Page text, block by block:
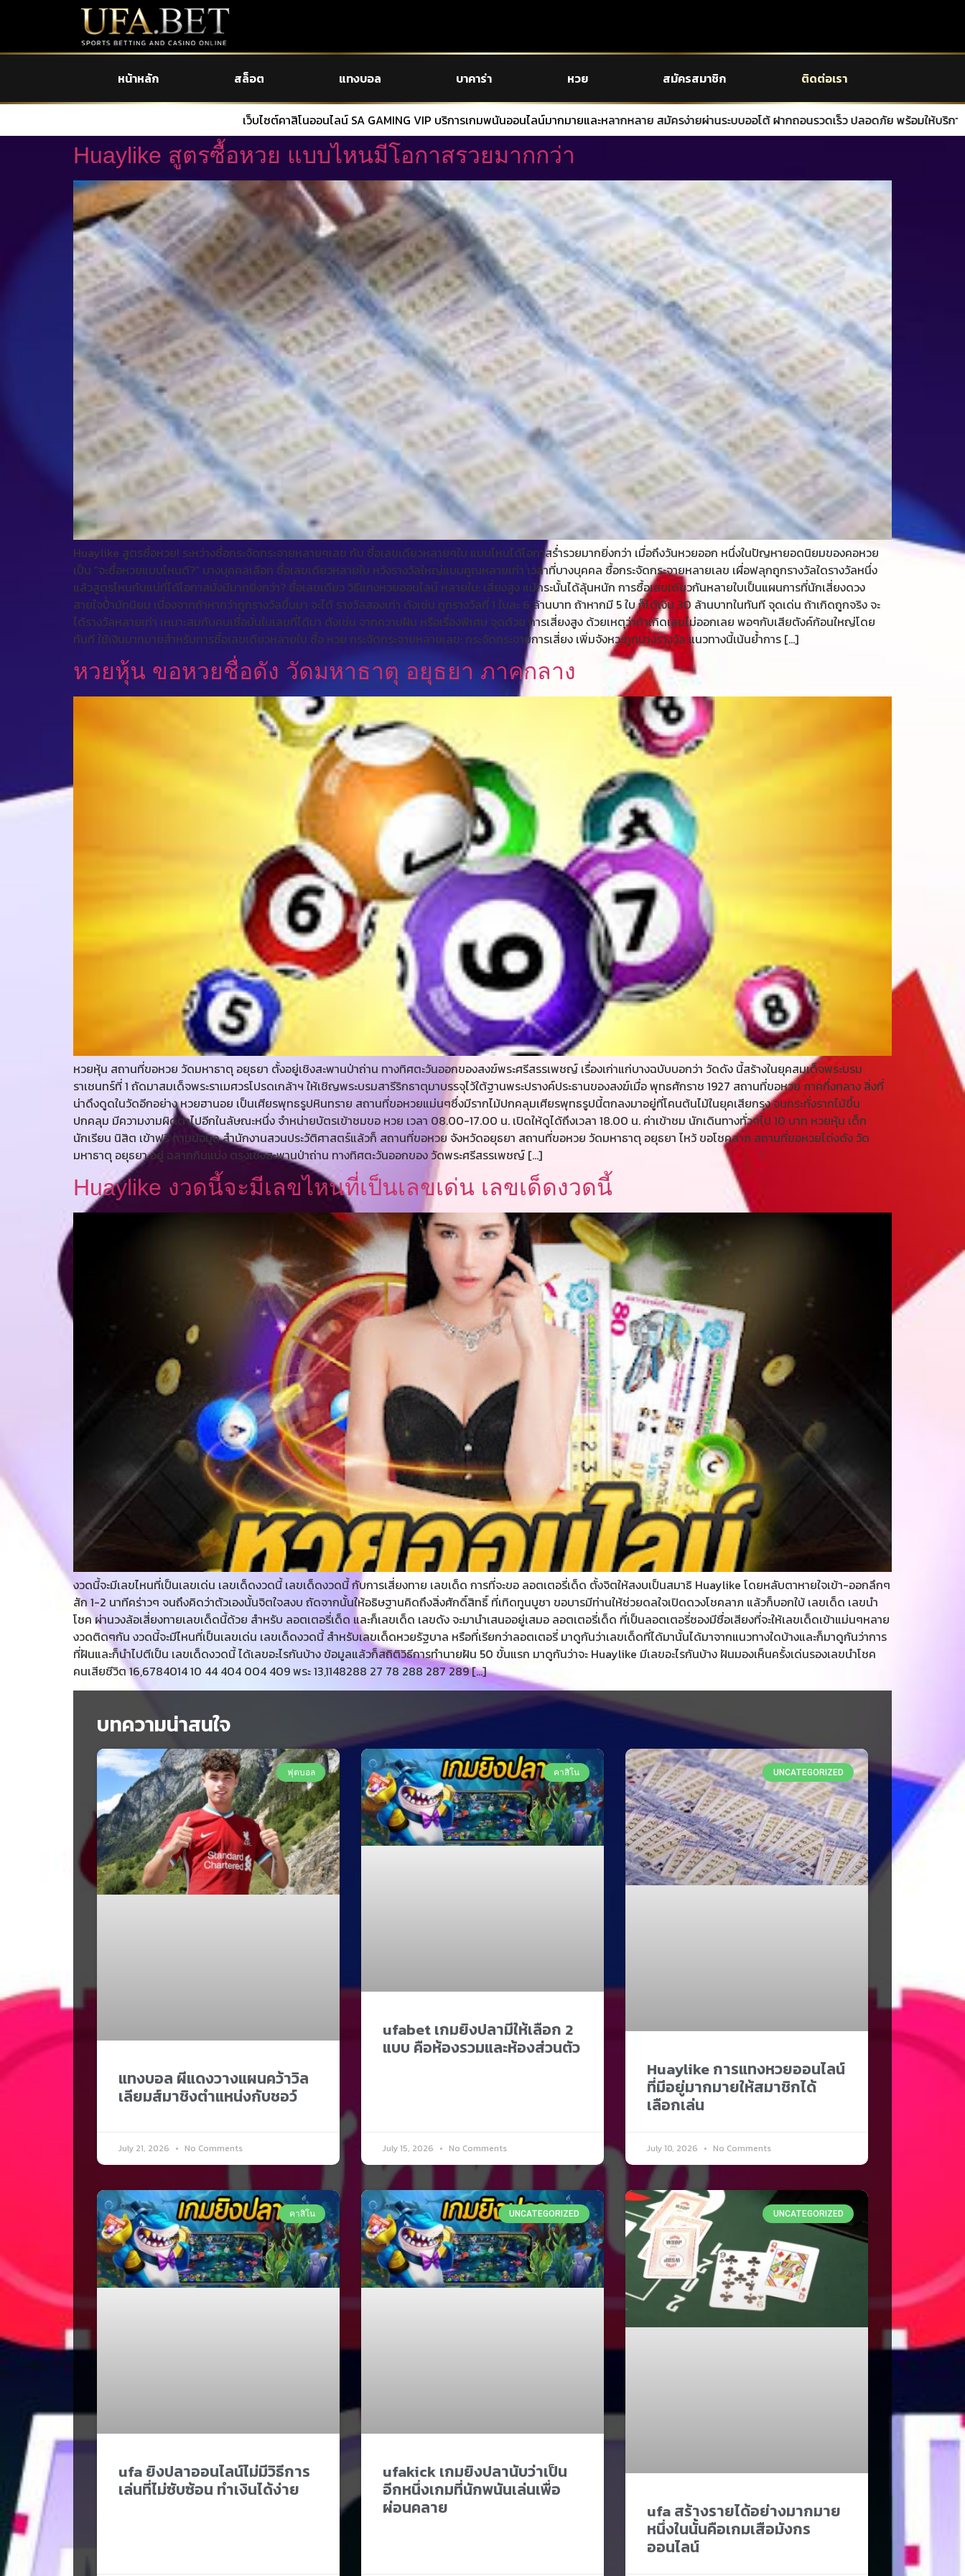
หน้าหลัก สล็อต แทงบอล บาคาร่า หวย สมัครสมาชิก ติดต่อเรา
เว็บไซต์คาสิโนออนไลน์ SA GAMING VIP บริการเกมพนันออนไลน์มากมายและหลากหลาย สมัครง่ายผ่านระบบออโต้ ฝากถอนรวดเร็ว ปลอดภัย พร้อมให้บริการตลอด 24 ชั่วโมง
Huaylike สูตรซื้อหวย แบบไหนมีโอกาสรวยมากกว่า
Huaylike สูตรซื้อหวย! ระหว่างซื้อกระจัดกระจายหลายๆเลข กับ ซื้อเลขเดียวหลายๆใบ แบบไหนได้โอกาสร่ำรวยมากยิ่งกว่า เมื่อถึงวันหวยออก หนึ่งในปัญหายอดนิยมของคอหวย
เป็น “จะซื้อหวยแบบไหนดี?” บางบุคคลเลือก ซื้อเลขเดียวหลายใบ หวังรางวัลใหญ่แบบคูณหลายเท่า เวลาที่บางบุคคล ซื้อกระจัดกระจายหลายเลข เผื่อฟลุกถูกรางวัลใดรางวัลหนึ่ง
แล้วสูตรไหนกันแน่ที่ได้โอกาสมั่งมีมากยิ่งกว่า? ซื้อเลขเดียว วิธีแทงหวยออนไลน์ หลายใบ: เสี่ยงสูง แม้กระนั้นได้ลุ้นหนัก การซื้อเลขเดียวกันหลายใบเป็นแผนการที่นักเสี่ยงดวง
สายใจป้ำมักนิยม เนื่องจากถ้าหากว่าถูกรางวัลขึ้นมา จะได้ รางวัลสองเท่า ดังเช่น ถูกรางวัลที่ 1 ใบละ 6 ล้านบาท ถ้าหากมี 5 ใบ ก็ได้เงิน 30 ล้านบาทในทันที จุดเด่น ถ้าเกิดถูกจริง จะ
ได้รางวัลหลายเท่า เหมาะสมกับคนเชื่อมั่นในเลขที่ได้มา ดังเช่น จากความฝัน หรือเรื่องพิเศษ จุดด้วย การเสี่ยงสูง ด้วยเหตุว่าถ้าเกิดเลขไม่ออกเลย พอๆกับเสียตังค์ก้อนใหญ่โดย
ทันที ใช้เงินมากมายสำหรับการซื้อเลขเดียวหลายใบ ซื้อ หวย กระจัดกระจายหลายเลข: กระจัดกระจายการเสี่ยง เพิ่มจังหวะถูกบางรางวัล แนวทางนี้เน้นย้ำการ […]
หวยหุ้น ขอหวยชื่อดัง วัดมหาธาตุ อยุธยา ภาคกลาง
หวยหุ้น สถานที่ขอหวย วัดมหาธาตุ อยุธยา ตั้งอยู่เชิงสะพานป่าถ่าน ทางทิศตะวันออกของสงฆ์พระศรีสรรเพชญ์ เรื่องเก่าแก่บางฉบับบอกว่า วัดดัง นี้สร้างในยุคสมเด็จพระบรม
ราเชนทร์ที่ 1 ถัดมาสมเด็จพระราเมศวรโปรดเกล้าฯ ให้เชิญพระบรมสารีริกธาตุมาบรรจุไว้ใต้ฐานพระปรางค์ประธานของสงฆ์เมื่อ พุทธศักราช 1927 สถานที่ขอหวย ภาคกึ่งกลาง สิ่งที่
น่าดึงดูดในวัดอีกอย่าง หวยฮานอย เป็นเศียรพุทธรูปหินทราย สถานที่ขอหวยแม่นๆซึ่งมีรากไม้ปกคลุมเศียรพุทธรูปนี้ตกลงมาอยู่ที่โคนต้นไม้ในยุคเสียกรุง จนกระทั่งรากไม้ขึ้น
ปกคลุม มีความงามผิดตาไปอีกในลัษณะหนึ่ง จําหน่ายบัตรเข้าชมขอ หวย เวลา 08.00-17.00 น. เปิดให้ดูได้ถึงเวลา 18.00 น. ค่าเข้าชม นักเดินทางทั่วๆไป 10 บาท หวยหุ้น เด็ก
นักเรียน นิสิต เข้าฟรี ถามข้อมูล สํานักงานสวนประวัติศาสตร์แล้วก็ สถานที่ขอหวย จังหวัดอยุธยา สถานที่ขอหวย วัดมหาธาตุ อยุธยา ไหว้ ขอโชคลาภ สถานที่ขอหวยโด่งดัง วัด
มหาธาตุ อยุธยา อยู่ ฉลากกินแบ่ง ตรงเชิงสะพานป่าถ่าน ทางทิศตะวันออกของ วัดพระศรีสรรเพชญ์ […]
Huaylike งวดนี้จะมีเลขไหนที่เป็นเลขเด่น เลขเด็ดงวดนี้
งวดนี้จะมีเลขไหนที่เป็นเลขเด่น เลขเด็ดงวดนี้ เลขเด็ดงวดนี้ กับการเสี่ยงทาย เลขเด็ด การที่จะขอ ลอตเตอรี่เด็ด ตั้งจิตให้สงบเป็นสมาธิ Huaylike โดยหลับตาหายใจเข้า-ออกลึกๆ
สัก 1-2 นาทีคร่าวๆ จนถึงคิดว่าตัวเองนั้นจิตใจสงบ ถัดจากนั้นให้อธิษฐานคิดถึงสิ่งศักดิ์สิทธิ์ ที่เทิดทูนบูชา ขอบารมีท่านให้ช่วยดลใจเปิดดวงโชคลาภ แล้วก็บอกใบ้ เลขเด็ด เลขนำ
โชค ผ่านวงล้อเสี่ยงทายเลขเด็ดนี้ด้วย สำหรับ ลอตเตอรี่เด็ด และก็เลขเด็ด เลขดัง จะมานำเสนออยู่เสมอ ลอตเตอรี่เด็ด ที่เป็นลอตเตอรี่ซองมีชื่อเสียงที่จะให้เลขเด็ดเข้าแม่นๆหลาย
งวดติดๆกัน งวดนี้จะมีไหนที่เป็นเลขเด่น เลขเด็ดงวดนี้ สำหรับเลขเด็ดหวยรัฐบาล หรือที่เรียกว่าลอตเตอรี่ มาดูกันว่าเลขเด็ดที่ได้มานั้นได้มาจากแนวทางใดบ้างและก็มาดูกันว่าการ
ที่ฝันและก็นำไปตีเป็น เลขเด็ดงวดนี้ ได้เลขอะไรกันบ้าง ข้อมูลแล้วก็สถิติวิธีการทำนายฝัน 50 ขั้นแรก มาดูกันว่าจะ Huaylike มีเลขอะไรกันบ้าง ฝันมองเห็นครั้งเด่นรองเลขนำโชค
คนเสียชีวิต 16,6784014 10 44 404 004 409 พระ 13,1148288 27 78 288 287 289 […]
บทความน่าสนใจ
ฟุตบอล
แทงบอล ผีแดงวางแผนคว้าวิล
เลียมส์มาชิงตำแหน่งกับชอว์
July 21, 2026 No Comments
คาสิโน
ufabet เกมยิงปลามีให้เลือก 2
แบบ คือห้องรวมและห้องส่วนตัว
July 15, 2026 No Comments
UNCATEGORIZED
Huaylike การแทงหวยออนไลน์
ที่มีอยู่มากมายให้สมาชิกได้
เลือกเล่น
July 10, 2026 No Comments
คาสิโน
ufa ยิงปลาออนไลน์ไม่มีวิธีการ
เล่นที่ไม่ซับซ้อน ทำเงินได้ง่าย
UNCATEGORIZED
ufakick เกมยิงปลานับว่าเป็น
อีกหนึ่งเกมที่นักพนันเล่นเพื่อ
ผ่อนคลาย​
UNCATEGORIZED
ufa สร้างรายได้อย่างมากมาย
หนึ่งในนั้นคือเกมเสือมังกร
ออนไลน์